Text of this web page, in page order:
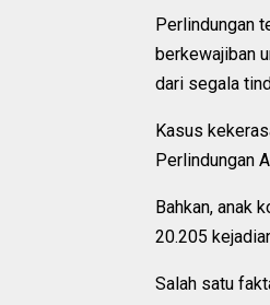
Perlindungan
berkewajiban
dari segala
Kasus
Perlindungan
Bahkan, anak
20.205
Salah satu